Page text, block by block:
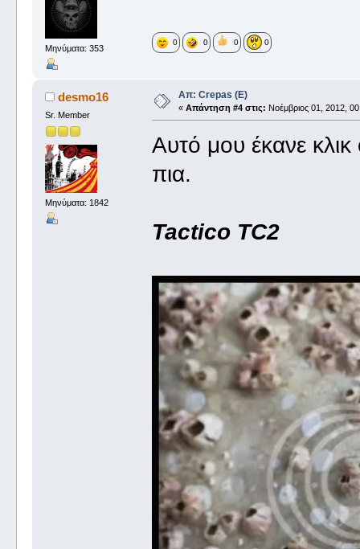
Μηνύματα: 353
0 0 0 0
desmo16
Sr. Member
Μηνύματα: 1842
Απ: Crepas (E)
« Απάντηση #4 στις: Νοέμβριος 01, 2012,
Αυτό μου έκανε κλικ
πια.
Tactico TC2